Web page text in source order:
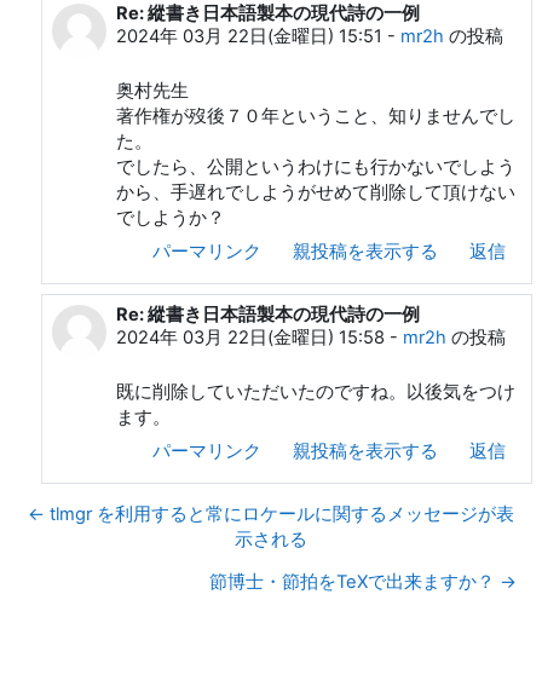
奥村 晴彦 への返信
Re: 縱書き日本語製本の現代詩の一例
2024年 03月 22日(金曜日) 15:51 - mr2h の投稿
奥村先生
著作権が歿後７０年ということ、知りませんでし
た。
でしたら、公開というわけにも行かないでしよう
から、手遅れでしようがせめて削除して頂けない
でしようか？
パーマリンク
親投稿を表示する 返信
奥村 晴彦 への返信
Re: 縱書き日本語製本の現代詩の一例
2024年 03月 22日(金曜日) 15:58 - mr2h の投稿
既に削除していただいたのですね。以後気をつけ
ます。
パーマリンク
親投稿を表示する 返信
← tlmgr を利用すると常にロケールに関するメッセージが表
示される
節博士・節拍をTeXで出来ますか？ →